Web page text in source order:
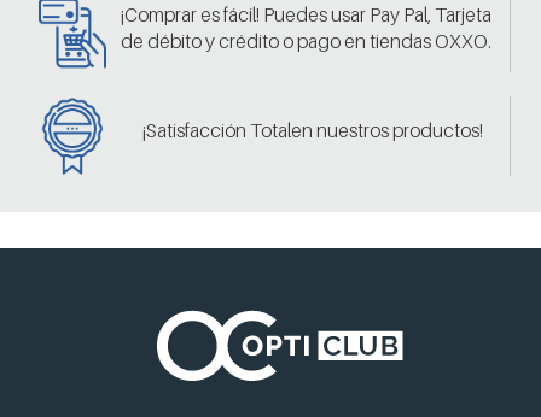
¡Comprar es fácil! Puedes usar Pay Pal, Tarjeta
de débito y crédito o pago en tiendas OXXO.
¡Satisfacción Totalen nuestros productos!